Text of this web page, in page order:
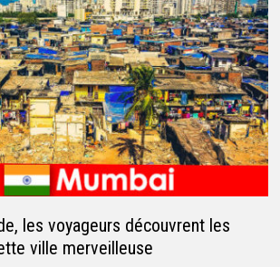
les voyageurs découvrent les
ville merveilleuse